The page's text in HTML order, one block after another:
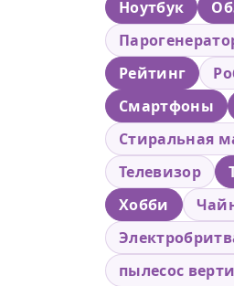
Ноутбук
Рейтинг
Смартфоны
Стиральная
Телевизор
Хобби
пылесос